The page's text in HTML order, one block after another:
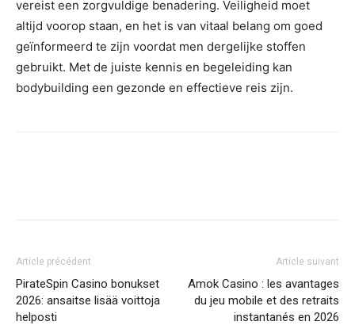
vereist een zorgvuldige benadering. Veiligheid moet
altijd voorop staan, en het is van vitaal belang om goed
geïnformeerd te zijn voordat men dergelijke stoffen
gebruikt. Met de juiste kennis en begeleiding kan
bodybuilding een gezonde en effectieve reis zijn.
Article précédent
PirateSpin Casino bonukset
2026: ansaitse lisää voittoja
helposti
Article suivant
Amok Casino : les avantages
du jeu mobile et des retraits
instantanés en 2026